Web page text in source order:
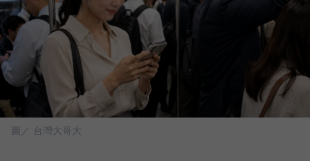
圖／ 台灣大哥大